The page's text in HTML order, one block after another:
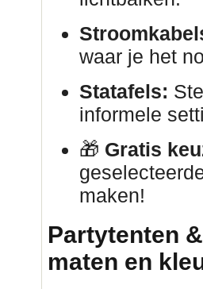
waar je het
Statafels:
informele
🎁 Gratis
maken!
Partytenten
maten en